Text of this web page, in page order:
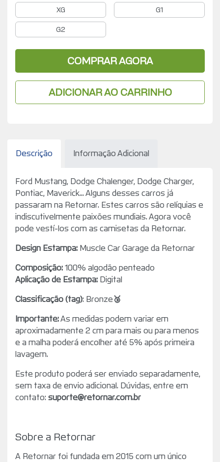
XG G1
G2
COMPRAR AGORA
ADICIONAR AO CARRINHO
Descrição Informação Adicional
Ford Mustang, Dodge Chalenger, Dodge Charger,
Pontiac, Maverick... Alguns desses carros já
passaram na Retornar. Estes carros são relíquias e
indiscutivelmente paixões mundiais. Agora você
pode vestí-los com as camisetas da Retornar.
Design Estampa: Muscle Car Garage da Retornar
Composição:100% algodão penteado
Aplicação de Estampa: Digital
Classificação (tag): Bronze🥉
Importante:As medidas podem variar em
aproximadamente 2 cm para mais ou para menos
e a malha poderá encolher até 5% após primeira
lavagem.
Este produto poderá ser enviado separadamente,
sem taxa de envio adicional. Dúvidas, entre em
contato: suporte@retornar.com.br
Sobre a Retornar
A Retornar foi fundada em 2015 com um único